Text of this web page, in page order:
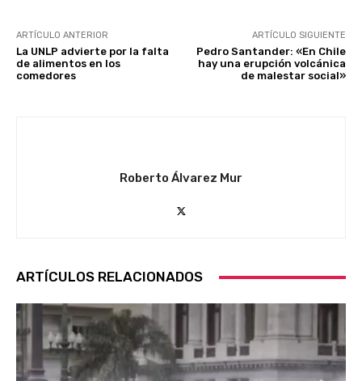
ARTÍCULO ANTERIOR
La UNLP advierte por la falta
de alimentos en los
comedores
ARTÍCULO SIGUIENTE
Pedro Santander: «En Chile
hay una erupción volcánica
de malestar social»
Roberto Álvarez Mur
ARTÍCULOS RELACIONADOS